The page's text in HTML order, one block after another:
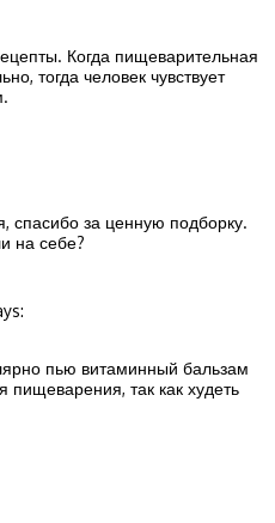
Когда пищеварительная
тогда человек чувствует
спасибо за ценную подборку.
на себе?
пью витаминный бальзам
пищеварения, так как худеть